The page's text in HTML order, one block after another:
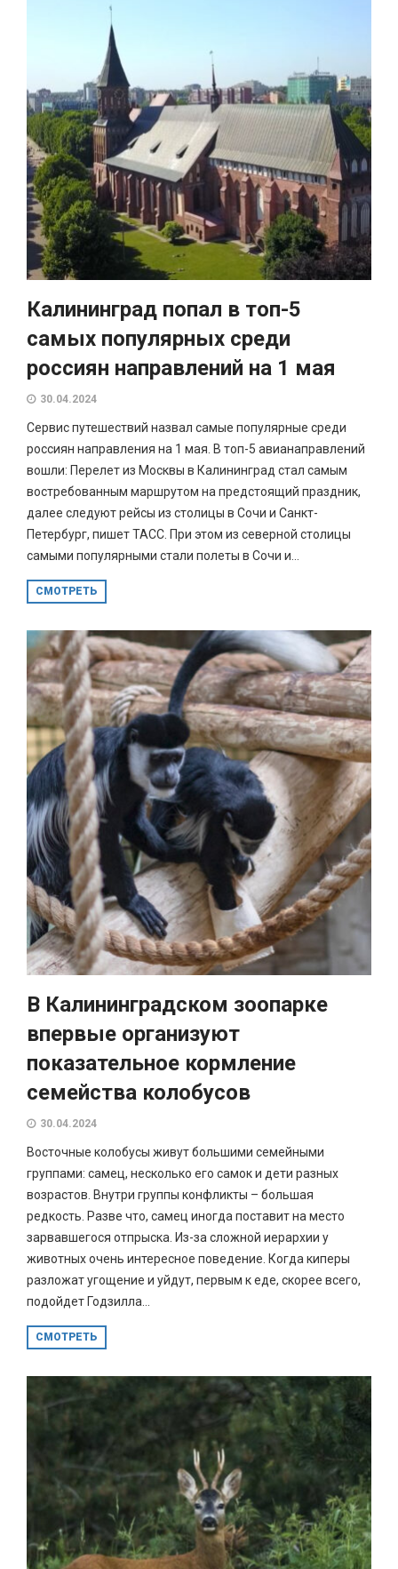
Калининград попал в топ-5
самых популярных среди
россиян направлений на 1 мая
30.04.2024
Сервис путешествий назвал самые популярные среди
россиян направления на 1 мая. В топ-5 авианаправлений
вошли: Перелет из Москвы в Калининград стал самым
востребованным маршрутом на предстоящий праздник,
далее следуют рейсы из столицы в Сочи и Санкт-
Петербург, пишет ТАСС. При этом из северной столицы
самыми популярными стали полеты в Сочи и...
СМОТРЕТЬ
В Калининградском зоопарке
впервые организуют
показательное кормление
семейства колобусов
30.04.2024
Восточные колобусы живут большими семейными
группами: самец, несколько его самок и дети разных
возрастов. Внутри группы конфликты – большая
редкость. Разве что, самец иногда поставит на место
зарвавшегося отпрыска. Из-за сложной иерархии у
животных очень интересное поведение. Когда киперы
разложат угощение и уйдут, первым к еде, скорее всего,
подойдет Годзилла...
СМОТРЕТЬ